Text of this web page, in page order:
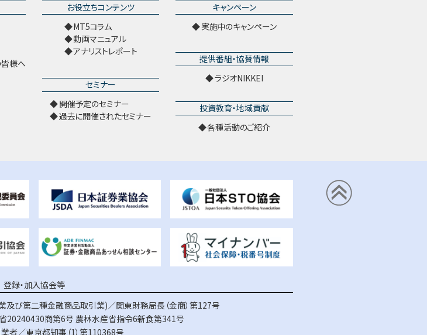
様へ
お役立ちコンテンツ
MT5コラム
動画マニュアル
アナリストレポート
セミナー
開催予定のセミナー
過去に開催されたセミナー
キャンペーン
実施中のキャンペーン
提供番組・協賛情報
ラジオNIKKEI
投資教育・地域貢献
各種活動のご紹介
登録・加入協会等
び第二種金融商品取引業)／関東財務局長（金商）第127号
20240430商第6号 農林水産省指令6新食第341号
者／東京都知事（1）第110368号